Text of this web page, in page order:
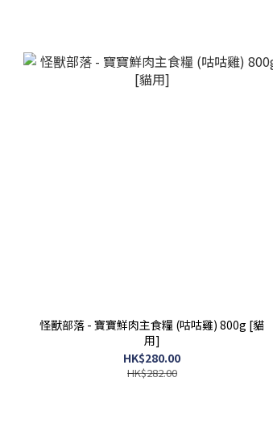
怪獸部落 - 寶寶鮮肉主食糧 (咕咕雞) 800g [貓
用]
HK$280.00
HK$282.00